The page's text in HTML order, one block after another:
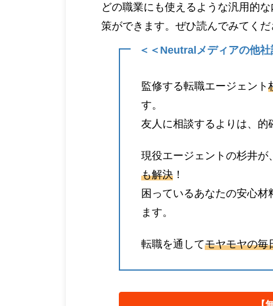
どの職業にも使えるような汎用的
策ができます。ぜひ読んでみてくだ
＜＜Neutralメディアの他
監修する転職エージェント
す。
友人に相談するよりは、
現役エージェントの杉井が、
も解決 ！
困っているあなたの安心材
ます。
転職を通してモヤモヤの毎